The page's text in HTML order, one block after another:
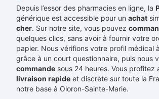
Depuis l’essor des pharmacies en ligne, la
générique est accessible pour un achat
cher. Sur notre site, vous pouvez
quelques clics, sans avoir à fournir votre
papier. Nous vérifions votre profil médical
grâce à un court questionnaire, puis nous
commande sous 24 heures. Vous profitez
livraison rapide et discrète sur toute la
notre base à Oloron-Sainte-Marie.